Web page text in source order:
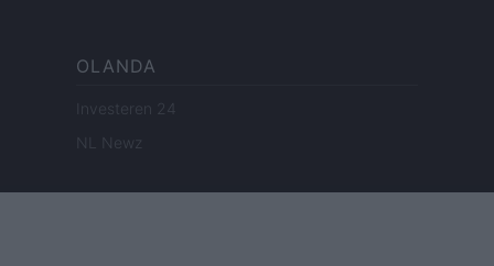
OLANDA
Investeren 24
NL Newz